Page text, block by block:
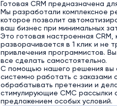
Готовая CRM предназначена
Мы разработали комплексное
которое позволит
ваш бизнес при минимальных
Это готовая настроенная CRM,
разворачивается в 1 клик и не
привлечения программистов.
все сделать самостоятельно.
С помощью нашего решения вы
системно работать с заказами
обрабатывать претензии и
стимулирующие СМС рассылки
предложением особых условий.